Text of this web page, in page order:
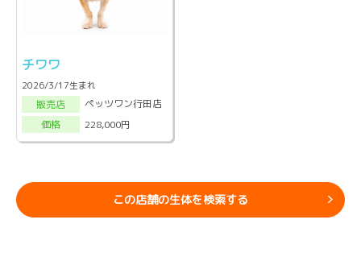
チワワ
2026/3/17生まれ
販売店
ペッツワン行田店
価格
228,000円
この店舗の生体を検索する